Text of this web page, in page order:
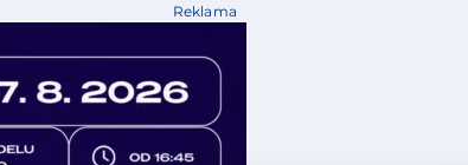
Reklama